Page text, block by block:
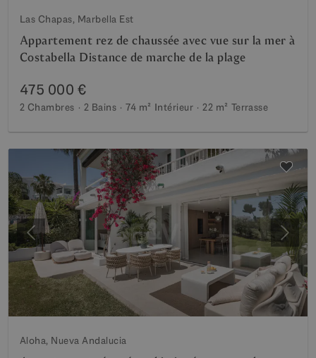
Las Chapas, Marbella Est
Appartement rez de chaussée avec vue sur la mer à
Costabella Distance de marche de la plage
475 000 €
2 Chambres 2 Bains 74 m² Intérieur 22 m² Terrasse
Précédent
Aloha, Nueva Andalucia